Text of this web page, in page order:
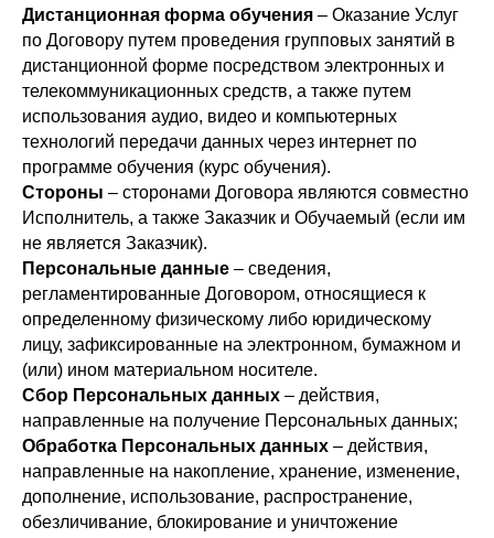
Дистанционная форма обучения – Оказание Услуг
по Договору путем проведения групповых занятий в
дистанционной форме посредством электронных и
телекоммуникационных средств, а также путем
использования аудио, видео и компьютерных
технологий передачи данных через интернет по
программе обучения (курс обучения).
Стороны – сторонами Договора являются совместно
Исполнитель, а также Заказчик и Обучаемый (если им
не является Заказчик).
Персональные данные – сведения,
регламентированные Договором, относящиеся к
определенному физическому либо юридическому
лицу, зафиксированные на электронном, бумажном и
(или) ином материальном носителе.
Сбор Персональных данных – действия,
направленные на получение Персональных данных;
Обработка Персональных данных – действия,
направленные на накопление, хранение, изменение,
дополнение, использование, распространение,
обезличивание, блокирование и уничтожение